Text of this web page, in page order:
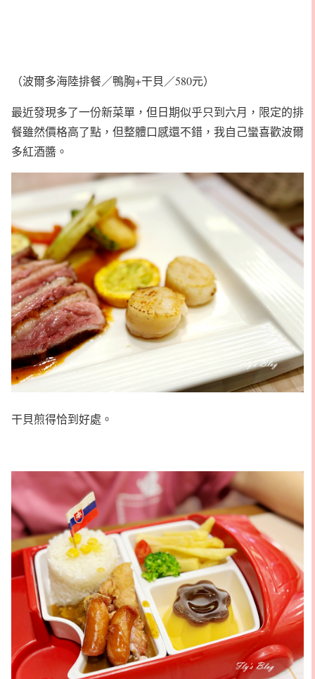
（波爾多海陸排餐／鴨胸+干貝／580元）
最近發現多了一份新菜單，但日期似乎只到六月，限定的排
餐雖然價格高了點，但整體口感還不錯，我自己蠻喜歡波爾
多紅酒醬。
干貝煎得恰到好處。